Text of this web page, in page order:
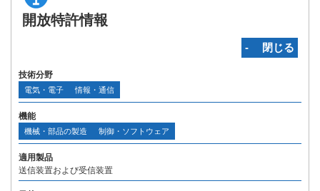
開放特許情報
‐ 閉じる
技術分野
電気・電子 情報・通信
機能
機械・部品の製造 制御・ソフトウェア
適用製品
送信装置および受信装置